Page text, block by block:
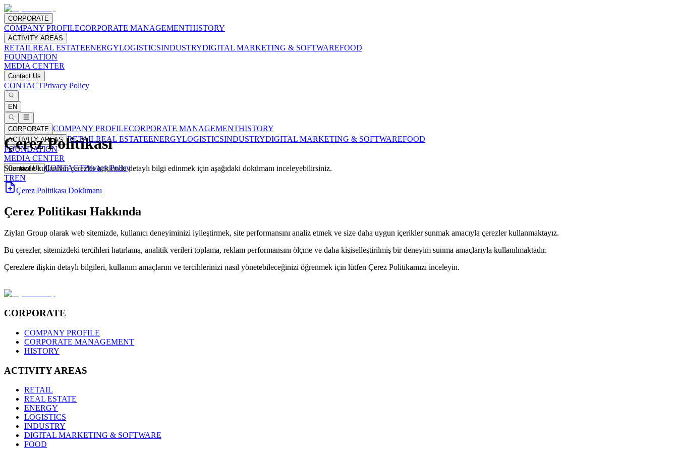
CORPORATE
COMPANY PROFILECORPORATE MANAGEMENTHISTORY
ACTIVITY AREAS
RETAILREAL ESTATEENERGYLOGISTICSINDUSTRYDIGITAL MARKETING & SOFTWAREFOOD
FOUNDATION
MEDIA CENTER
Contact Us
CONTACTPrivacy Policy
EN
CORPORATE COMPANY PROFILECORPORATE MANAGEMENTHISTORY
ACTIVITY AREAS RETAILREAL ESTATEENERGYLOGISTICSINDUSTRYDIGITAL MARKETING & SOFTWAREFOOD
FOUNDATION
MEDIA CENTER
Contact Us CONTACTPrivacy Policy
TREN
Çerez Politikası
Sitemizde kullanılan çerezler hakkında detaylı bilgi edinmek için aşağıdaki dokümanı inceleyebilirsiniz.
Çerez Politikası Dokümanı
Çerez Politikası Hakkında
Ziylan Group olarak web sitemizde, kullanıcı deneyiminizi iyileştirmek, site performansını analiz etmek ve size daha uygun içerikler sunmak amacıyla çerezler kullanmaktayız.
Bu çerezler, sitemizdeki tercihleri hatırlama, analitik verileri toplama, reklam performansını ölçme ve daha kişiselleştirilmiş bir deneyim sunma amaçlarıyla kullanılmaktadır.
Çerezlere ilişkin detaylı bilgileri, kullanım amaçlarını ve tercihlerinizi nasıl yönetebileceğinizi öğrenmek için lütfen Çerez Politikamızı inceleyin.
CORPORATE
COMPANY PROFILE
CORPORATE MANAGEMENT
HISTORY
ACTIVITY AREAS
RETAIL
REAL ESTATE
ENERGY
LOGISTICS
INDUSTRY
DIGITAL MARKETING & SOFTWARE
FOOD